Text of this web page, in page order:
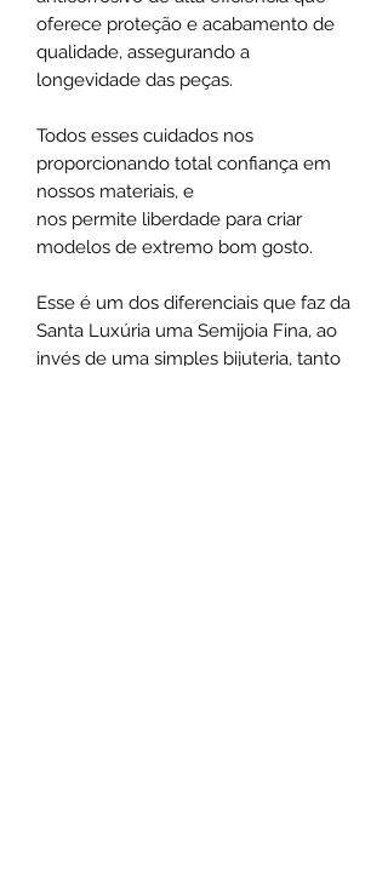
oferece proteção e acabamento de
qualidade, assegurando a
longevidade das peças.
Todos esses cuidados nos
proporcionando total confiança em
nossos materiais, e
nos permite liberdade para criar
modelos de extremo bom gosto.
Esse é um dos diferenciais que faz da
Santa Luxúria uma Semijoia Fina, ao
invés de uma simples bijuteria, tanto